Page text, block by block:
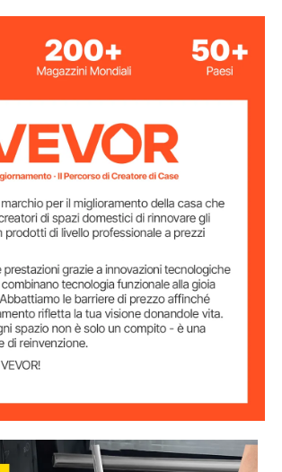
Lega di alluminio
3/4", 7/8" (8/6/10/12/16/19/
22 mm)
90°
10 KN